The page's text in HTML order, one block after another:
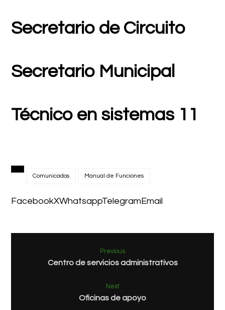
Secretario de Circuito
Secretario Municipal
Técnico en sistemas 11
Comunicados Manual de Funciones
FacebookXWhatsappTelegramEmail
Previous
Centro de servicios administrativos
Next
Oficinas de apoyo